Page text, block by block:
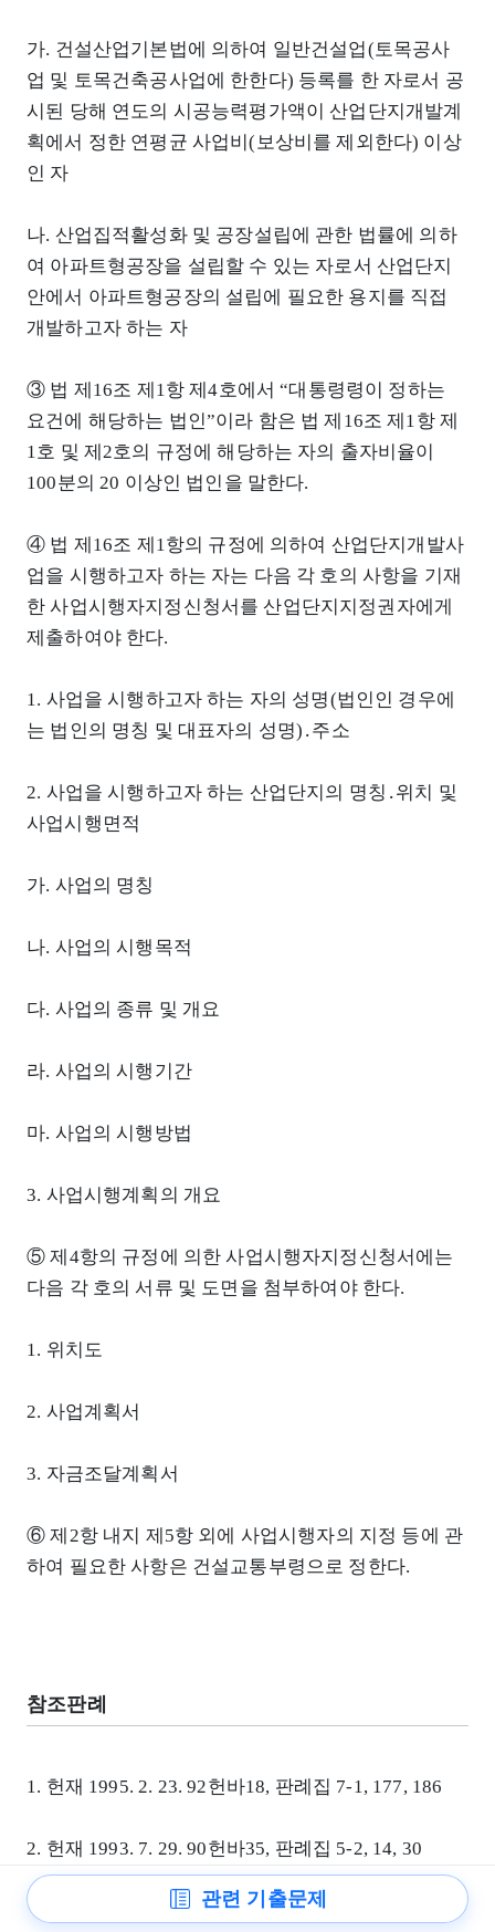
가. 건설산업기본법에 의하여 일반건설업(토목공사
업 및 토목건축공사업에 한한다) 등록를 한 자로서 공
시된 당해 연도의 시공능력평가액이 산업단지개발계
획에서 정한 연평균 사업비(보상비를 제외한다) 이상
인 자
나. 산업집적활성화 및 공장설립에 관한 법률에 의하
여 아파트형공장을 설립할 수 있는 자로서 산업단지
안에서 아파트형공장의 설립에 필요한 용지를 직접
개발하고자 하는 자
③ 법 제16조 제1항 제4호에서 “대통령령이 정하는
요건에 해당하는 법인”이라 함은 법 제16조 제1항 제
1호 및 제2호의 규정에 해당하는 자의 출자비율이
100분의 20 이상인 법인을 말한다.
④ 법 제16조 제1항의 규정에 의하여 산업단지개발사
업을 시행하고자 하는 자는 다음 각 호의 사항을 기재
한 사업시행자지정신청서를 산업단지지정권자에게
제출하여야 한다.
1. 사업을 시행하고자 하는 자의 성명(법인인 경우에
는 법인의 명칭 및 대표자의 성명)․주소
2. 사업을 시행하고자 하는 산업단지의 명칭․위치 및
사업시행면적
가. 사업의 명칭
나. 사업의 시행목적
다. 사업의 종류 및 개요
라. 사업의 시행기간
마. 사업의 시행방법
3. 사업시행계획의 개요
⑤ 제4항의 규정에 의한 사업시행자지정신청서에는
다음 각 호의 서류 및 도면을 첨부하여야 한다.
1. 위치도
2. 사업계획서
3. 자금조달계획서
⑥ 제2항 내지 제5항 외에 사업시행자의 지정 등에 관
하여 필요한 사항은 건설교통부령으로 정한다.
참조판례
1. 헌재 1995. 2. 23. 92헌바18, 판례집 7-1, 177, 186
2. 헌재 1993. 7. 29. 90헌바35, 판례집 5-2, 14, 30
헌재 1998. 5. 28. 96헌바4, 판례집 10-1, 610, 617-618
관련 기출문제